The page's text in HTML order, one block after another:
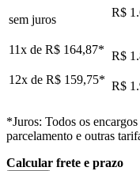
sem juros
R$
11x de R$ 164,87* R$
12x de R$ 159,75* R$
*Juros: Todos os
parcelamento e outras
Calcular frete e prazo